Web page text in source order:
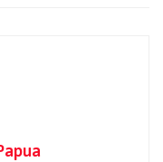
dan daya beli
BBM nonsubsidi